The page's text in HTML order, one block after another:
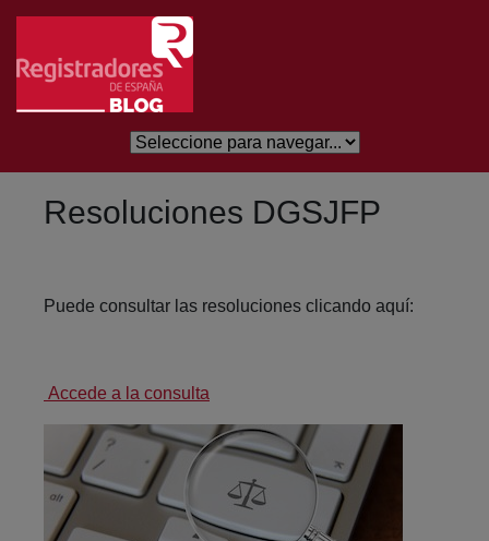
Eduki nagusira joan
Resoluciones DGSJFP
Puede consultar las resoluciones clicando aquí:
Accede a la consulta